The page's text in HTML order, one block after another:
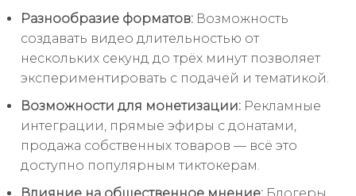
Разнообразие форматов: Возможность
создавать видео длительностью от
нескольких секунд до трёх минут позволяет
экспериментировать с подачей и тематикой.
Возможности для монетизации: Рекламные
интеграции, прямые эфиры с донатами,
продажа собственных товаров — всё это
доступно популярным тиктокерам.